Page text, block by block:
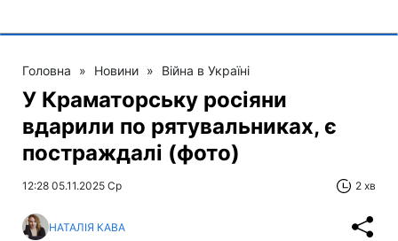
Головна » Новини » Війна в Україні
У Краматорську росіяни
вдарили по рятувальниках, є
постраждалі (фото)
12:28 05.11.2025 Ср 2 хв
НАТАЛІЯ КАВА